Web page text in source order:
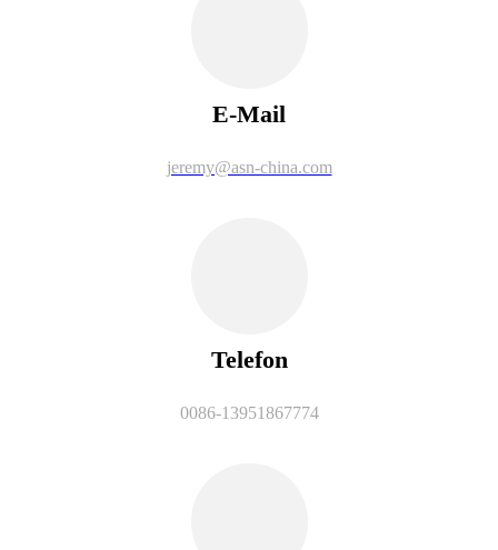
E-Mail
jeremy@asn-china.com
Telefon
0086-13951867774